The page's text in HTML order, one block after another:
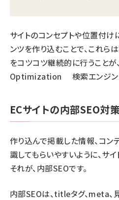
サイトのコンセプトや位置付け
ンツを作り込むことで、これら
をコツコツ継続的に行うこと
Optimization 検索エンジン最
ECサイトの内部SEO対
作り込んで掲載した情報、コン
識してもらいやすいように、サ
それが、内部SEOです。
内部SEOは、titleタグ、meta、